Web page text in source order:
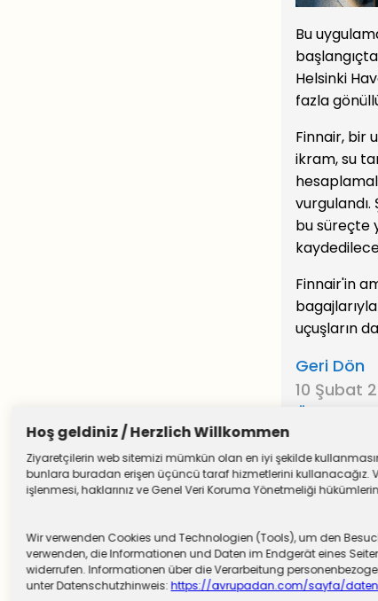
Bu
Helsinki
fazla
Finnair, bir
ikram, su
bu süreçte
Finnair'in
uçuşların
Geri Dön
10 Şubat
Önceki
Hoş geldiniz / Herzlich Willkommen
Ziyaretçilerin web sitemizi mümkün olan en iyi şekilde
bunlara buradan erişen üçüncü taraf hizmetlerini kullanacağız.
işlenmesi, haklarınız ve Genel Veri Koruma Yönetmeliği
Wir verwenden Cookies und Technologien (Tools), um den
verwenden, die Informationen und Daten im Endgerät eines
widerrufen. Informationen über die Verarbeitung
unter Datenschutzhinweis: https://avrupadan.com/sayfa/